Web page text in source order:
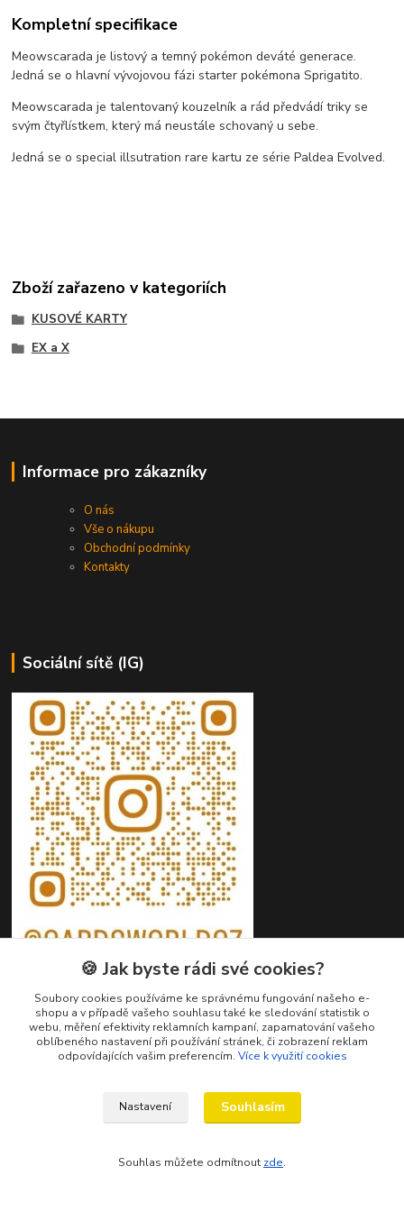
Kompletní specifikace
Meowscarada je listový a temný pokémon deváté generace.
Jedná se o hlavní vývojovou fázi starter pokémona Sprigatito.
Meowscarada je talentovaný kouzelník a rád předvádí triky se
svým čtyřlístkem, který má neustále schovaný u sebe.
Jedná se o special illsutration rare kartu ze série Paldea Evolved.
Zboží zařazeno v kategoriích
KUSOVÉ KARTY
EX a X
Informace pro zákazníky
O nás
Vše o nákupu
Obchodní podmínky
Kontakty
Sociální sítě (IG)
Kontakty
+420 607 583 609
(Po-Pá, 8-16 hod.)
info@cardsworld.cz
🍪 Jak byste rádi své cookies?
Soubory cookies používáme ke správnému fungování našeho e-
shopu a v případě vašeho souhlasu také ke sledování statistik o
webu, měření efektivity reklamních kampaní, zapamatování vašeho
oblíbeného nastavení při používání stránek, či zobrazení reklam
odpovídajících vašim preferencím. Více k využití cookies
Nastavení Souhlasím
Souhlas můžete odmítnout zde.